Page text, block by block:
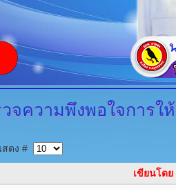
จความพึงพอใจการใ
ดง #
เขียนโดย